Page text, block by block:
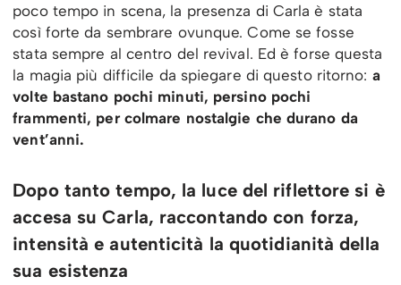
poco tempo in scena, la presenza di Carla è stata
così forte da sembrare ovunque. Come se fosse
stata sempre al centro del revival. Ed è forse questa
la magia più difficile da spiegare di questo ritorno: a
volte bastano pochi minuti, persino pochi
frammenti, per colmare nostalgie che durano da
vent’anni.
Dopo tanto tempo, la luce del riflettore si è
accesa su Carla, raccontando con forza,
intensità e autenticità la quotidianità della
sua esistenza